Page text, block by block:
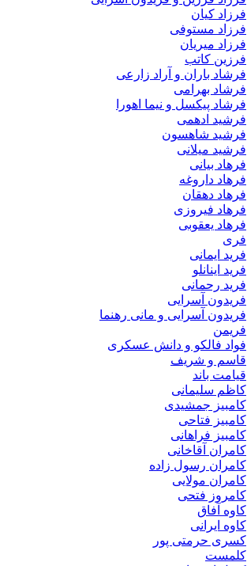
فرزاد کیان
فرزاد مستوفی
فرزاد میریان
فرزین کاتب
فرشاد باران و آراد زارعی
فرشاد بهرامی
فرشاد پیکسل و نیما اهورا
فرشید ادهمی
فرشید شاهسون
فرشید میلانی
فرهاد بیانی
فرهاد داروغه
فرهاد دهقان
فرهاد فیروزی
فرهاد یعقوبی
فری
فرید ایمانی
فرید اینانلو
فرید رحمانی
فریدون آسرایی
فریدون آسرایی و مانی رهنما
فریمن
فواد فالکو و دانش عسکری
قاسم و شریف
قیامت باند
کاظم سلیمانی
کامبیز جمشیدی
کامبیز فتاحی
کامبیز فراهانی
کامران آقاخانی
کامران رسول زاده
کامران مولایی
کامروز فتحی
کاوه آفاق
کاوه ایرانی
کسری حرمتی پور
کلمست